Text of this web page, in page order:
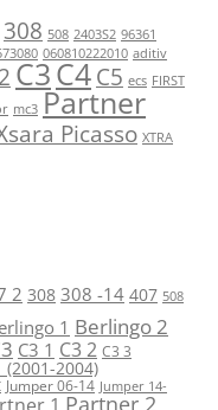
308 508 2403S2 96361
060810222010 aditiv
C3C4C5 ecs FIRST
mc3 Partner
Picasso XTRA
2 308 308 -14 407 508
1 Berlingo 2
C3 1 C3 2 C3 3
(2001-2004)
Jumper 06-14 Jumper 14-
1 Partner 2